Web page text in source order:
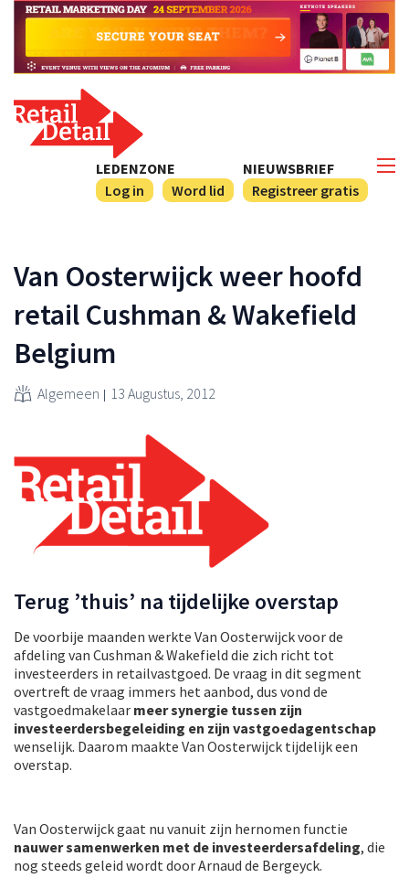
NIEUWSBRIEF
Registreer gratis
LEDENZONE
Log in
Word lid
Van Oosterwijck weer hoofd
retail Cushman & Wakefield
Belgium
Algemeen 13 Augustus, 2012
Terug ’thuis’ na tijdelijke overstap
De voorbije maanden werkte Van Oosterwijck voor de
afdeling van Cushman & Wakefield die zich richt tot
investeerders in retailvastgoed. De vraag in dit segment
overtreft de vraag immers het aanbod, dus vond de
vastgoedmakelaar meer synergie tussen zijn
investeerdersbegeleiding en zijn vastgoedagentschap
wenselijk. Daarom maakte Van Oosterwijck tijdelijk een
overstap.
Van Oosterwijck gaat nu vanuit zijn hernomen functie
nauwer samenwerken met de investeerdersafdeling, die
nog steeds geleid wordt door Arnaud de Bergeyck.